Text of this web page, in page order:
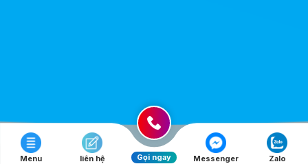
Menu liên hệ Gọi ngay Messenger Zalo